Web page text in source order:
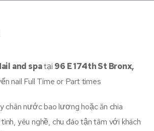
and spatại 96 E 174th St Bronx,
nail Full Time or Part times
chân nước bao lương hoặc ăn chia
yêu nghề, chu đáo tận tâm với khách